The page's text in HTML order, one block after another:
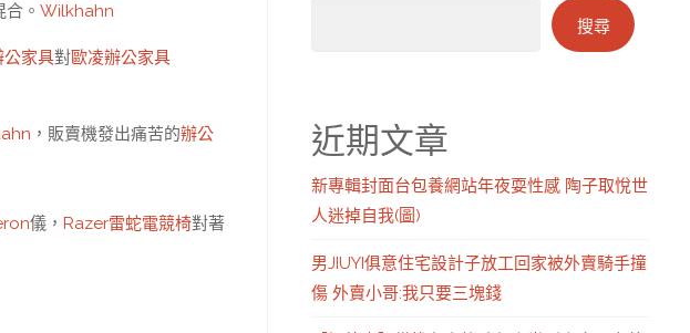
。 Wilkhahn
公家具對歐凌辦公家具
，販賣機發出痛苦的辦公
儀， Razer雷蛇電競椅對著
搜尋
近期文章
新專輯封面台包養網站年夜耍性感 陶子取悅世
人迷掉自我(圖)
男JIUYI俱意住宅設計子放工回家被外賣騎手撞
傷 外賣小哥:我只要三塊錢